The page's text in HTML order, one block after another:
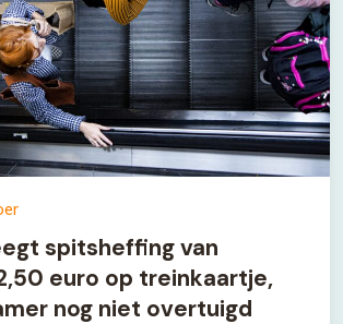
spitsheffing van
euro op treinkaartje,
nog niet overtuigd